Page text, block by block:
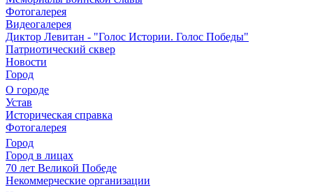
Фотогалерея
Видеогалерея
Диктор Левитан - "Голос Истории. Голос Победы"
Патриотический сквер
Новости
Город
О городе
Устав
Историческая справка
Фотогалерея
Город
Город в лицах
70 лет Великой Победе
Некоммерческие организации